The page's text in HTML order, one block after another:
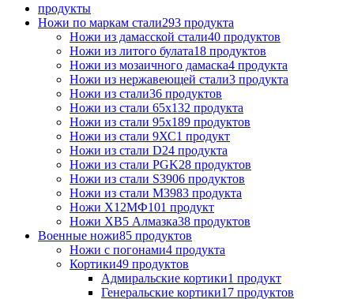
продукты
Ножи по маркам стали293 продукта
Ножи из дамасской стали40 продуктов
Ножи из литого булата18 продуктов
Ножи из мозаичного дамаска4 продукта
Ножи из нержавеющей стали3 продукта
Ножи из стали36 продуктов
Ножи из стали 65х132 продукта
Ножи из стали 95х189 продуктов
Ножи из стали 9ХС1 продукт
Ножи из стали D24 продукта
Ножи из стали PGK28 продуктов
Ножи из стали S3906 продуктов
Ножи из стали М3983 продукта
Ножи Х12МФ101 продукт
Ножи ХВ5 Алмазка38 продуктов
Военные ножи85 продуктов
Ножи с погонами4 продукта
Кортики49 продуктов
Адмиральские кортики1 продукт
Генеральские кортики17 продуктов